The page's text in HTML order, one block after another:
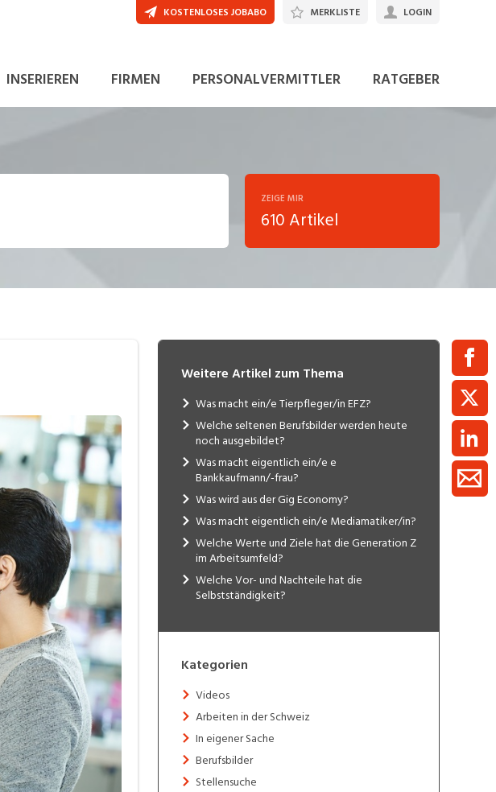
INSERIEREN FIRMEN PERSONALVERMITTLER RATGEBER
KOSTENLOSES JOBABO MERKLISTE LOGIN
Aus-/Weiterbildung
ZEIGE MIR
610 Artikel
Weitere Artikel zum Thema
Was macht ein/e Tierpfleger/in EFZ?
Welche seltenen Berufsbilder werden heute
noch ausgebildet?
Was macht eigentlich ein/e e
Bankkaufmann/-frau?
Was wird aus der Gig Economy?
Was macht eigentlich ein/e Mediamatiker/in?
Welche Werte und Ziele hat die Generation Z
im Arbeitsumfeld?
Welche Vor- und Nachteile hat die
Selbstständigkeit?
Kategorien
Videos
Arbeiten in der Schweiz
In eigener Sache
Berufsbilder
Stellensuche